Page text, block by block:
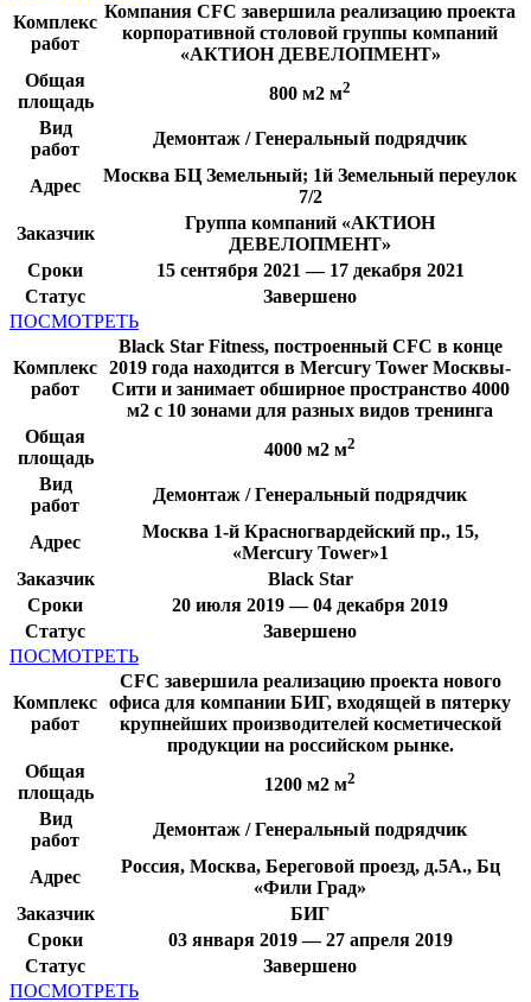
Комплекс
работ
Компания CFC завершила реализацию проекта
корпоративной столовой группы компаний
«АКТИОН ДЕВЕЛОПМЕНТ»
Общая
площадь
800 м2 м2
Вид
работ
Демонтаж / Генеральный подрядчик
Адрес
Москва БЦ Земельный; 1й Земельный переулок
7/2
Заказчик
Группа компаний «АКТИОН
ДЕВЕЛОПМЕНТ»
Сроки
15 сентября 2021 — 17 декабря 2021
Статус
Завершено
ПОСМОТРЕТЬ
Комплекс
работ
Black Star Fitness, построенный CFC в конце
2019 года находится в Mercury Tower Москвы-
Сити и занимает обширное пространство 4000
м2 с 10 зонами для разных видов тренинга
Общая
площадь
4000 м2 м2
Вид
работ
Демонтаж / Генеральный подрядчик
Адрес
Москва 1-й Красногвардейский пр., 15,
«Mercury Tower»1
Заказчик
Black Star
Сроки
20 июля 2019 — 04 декабря 2019
Статус
Завершено
ПОСМОТРЕТЬ
Комплекс
работ
CFC завершила реализацию проекта нового
офиса для компании БИГ, входящей в пятерку
крупнейших производителей косметической
продукции на российском рынке.
Общая
площадь
1200 м2 м2
Вид
работ
Демонтаж / Генеральный подрядчик
Адрес
Россия, Москва, Береговой проезд, д.5А., Бц
«Фили Град»
Заказчик
БИГ
Сроки
03 января 2019 — 27 апреля 2019
Статус
Завершено
ПОСМОТРЕТЬ